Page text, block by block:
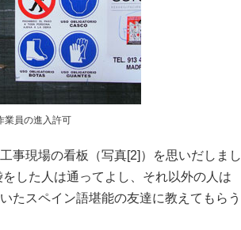
業員の進入許可
事現場の看板（写真[2]）を思いだしまし
した人は通ってよし、それ以外の人は
たスペイン語堪能の友達に教えてもらう